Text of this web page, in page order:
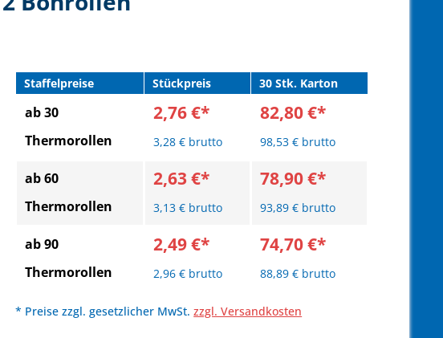
Staffelpreise Stückpreis 30 Stk. Karton
ab 30
Thermorollen
2,76 €*
3,28 € brutto
82,80 €*
98,53 € brutto
ab 60
Thermorollen
2,63 €*
3,13 € brutto
78,90 €*
93,89 € brutto
ab 90
Thermorollen
2,49 €*
2,96 € brutto
74,70 €*
88,89 € brutto
* Preise zzgl. gesetzlicher MwSt.zzgl. Versandkosten